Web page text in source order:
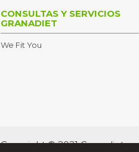
CONSULTAS Y SERVICIOS
GRANADIET
We Fit You
Copyright © 2021 Granadiet